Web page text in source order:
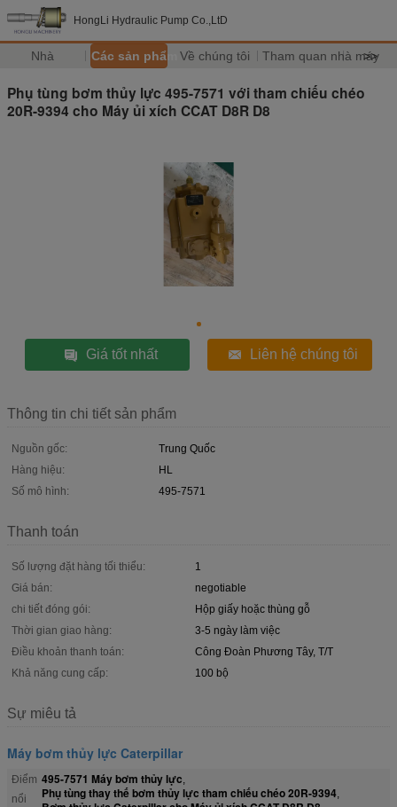
HongLi Hydraulic Pump Co.,LtD
Nhà Các sản phẩm Về chúng tôi Tham quan nhà máy
>>
Phụ tùng bơm thủy lực 495-7571 với tham chiếu chéo
20R-9394 cho Máy ủi xích CCAT D8R D8
Giá tốt nhất Liên hệ chúng tôi
Thông tin chi tiết sản phẩm
Nguồn gốc:
Trung Quốc
Hàng hiệu:
HL
Số mô hình:
495-7571
Thanh toán
Số lượng đặt hàng tối thiểu:
1
Giá bán:
negotiable
chi tiết đóng gói:
Hộp giấy hoặc thùng gỗ
Thời gian giao hàng:
3-5 ngày làm việc
Điều khoản thanh toán:
Công Đoàn Phương Tây, T/T
Khả năng cung cấp:
100 bộ
Sự miêu tả
Máy bơm thủy lực Caterpillar
Điểm
nổi
495-7571 Máy bơm thủy lực,
Phụ tùng thay thế bơm thủy lực tham chiếu chéo 20R-9394,